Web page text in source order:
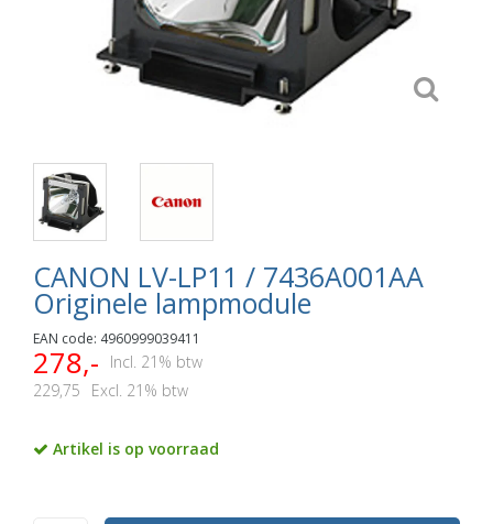
CANON LV-LP11 / 7436A001AA
Originele lampmodule
EAN code: 4960999039411
278,-
Incl. 21% btw
229,75
Excl. 21% btw
Artikel is op voorraad